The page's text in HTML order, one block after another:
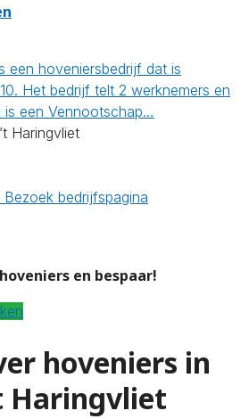
een hoveniersbedrijf dat is
Het bedrijf telt 2 werknemers en
is een Vennootschap…
Haringvliet
Bezoek bedrijfspagina
en bespaar!
hoveniers in
Haringvliet